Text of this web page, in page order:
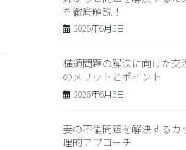
を徹底解説！
2026年6月5日
横領問題の解決に向けた交
のメリットとポイント
2026年6月5日
妻の不倫問題を解決するカ
理的アプローチ